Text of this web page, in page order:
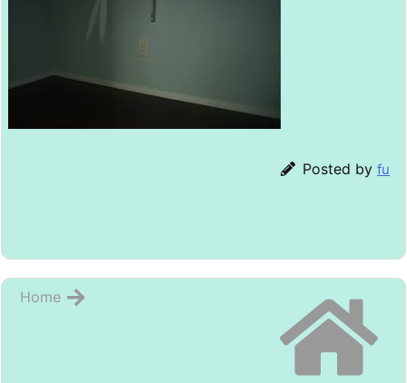
Posted by fu
Home